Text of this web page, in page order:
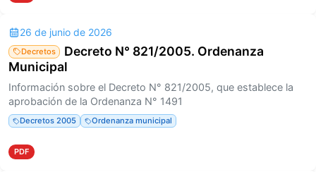
26 de junio de 2026
Decretos
Decreto N° 821/2005. Ordenanza
Municipal
Información sobre el Decreto N° 821/2005, que establece la
aprobación de la Ordenanza N° 1491
Decretos 2005 Ordenanza municipal
PDF